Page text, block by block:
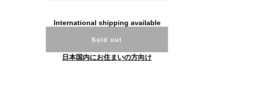
International shipping available
Sold out
日本国内にお住まいの方向け